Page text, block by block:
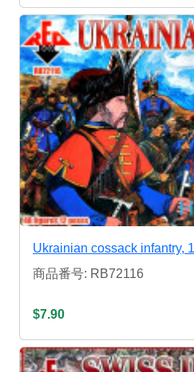
Ukrainian cossack infantry,
商品番号: RB72116
$7.90